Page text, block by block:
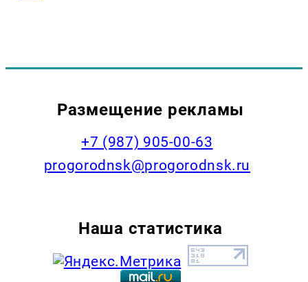
Размещение рекламы
+7 (987) 905-00-63
progorodnsk@progorodnsk.ru
Наша статистика